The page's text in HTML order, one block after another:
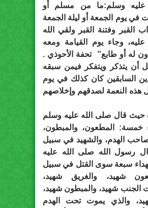
عليه وسلم:ما من مسلم أو
في يوم الجمعة أو ليلة الجمعة
القبر وفتنة القبر ولقي الله
وجاء يوم القيامة ومعه
له أو طابع” تحفة الأحوذي .
أن يتذكر ويتفكر فيمن سبقه
السابقين كان كذلك في يوم
هذه النعمة لصدقهم وإخلاصهم
حيث قال صلى الله عليه وسلم
خمسة: المطعون، والمبطون،
الهدم، والشهيد في سبيل
رسول الله صلى الله عليه
سبعة سوى القتل في سبيل
شهيد، والغريق شهيد،
شهيد، والمبطون شهيد،
والذي يموت تحت الهدم